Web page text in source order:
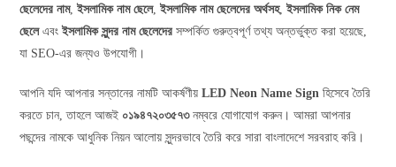
ছেলেদের নাম,ইসলামিক নাম ছেলে,ইসলামিক নাম ছেলেদের অর্থসহ,ইসলামিক নিক নেম
ছেলেএবংইসলামিক সুন্দর নাম ছেলেদের সম্পর্কিত গুরুত্বপূর্ণ তথ্য অন্তর্ভুক্ত করা হয়েছে,
যা SEO-এর জন্যও উপযোগী।
আপনি যদি আপনার সন্তানের নামটি আকর্ষণীয়LED Neon Name Sign হিসেবে তৈরি
করতে চান, তাহলে আজই ০১৯৪৭২০৩৫৭৩নম্বরে যোগাযোগ করুন। আমরা আপনার
পছন্দের নামকে আধুনিক নিয়ন আলোয় সুন্দরভাবে তৈরি করে সারা বাংলাদেশে সরবরাহ করি।